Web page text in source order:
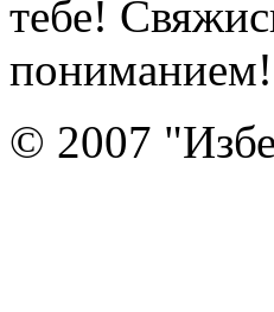
тебе!
© 2007